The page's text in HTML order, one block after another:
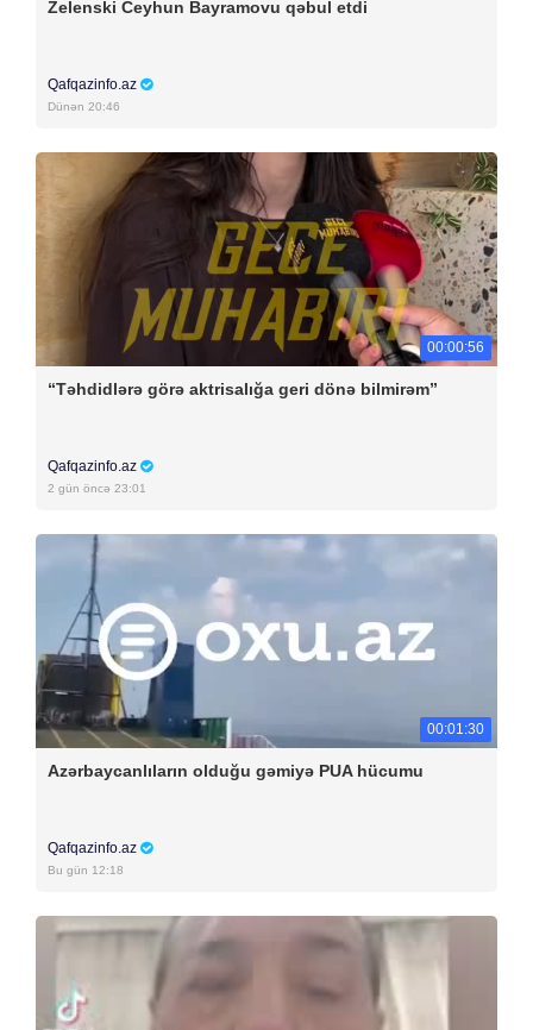
Zelenski Ceyhun Bayramovu qəbul etdi
Qafqazinfo.az
Dünən 20:46
00:00:56
“Təhdidlərə görə aktrisalığa geri dönə bilmirəm”
Qafqazinfo.az
2 gün öncə 23:01
00:01:30
Azərbaycanlıların olduğu gəmiyə PUA hücumu
Qafqazinfo.az
Bu gün 12:18